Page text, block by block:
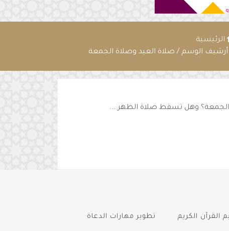
الرئيسية
أرشيف الوسم / صلاة العيد وصلاة الجمعة
الجمعة؟ وهل تسقط صلاة الظهر ...
القرآن الكريم تطوير مهارات الدعاة